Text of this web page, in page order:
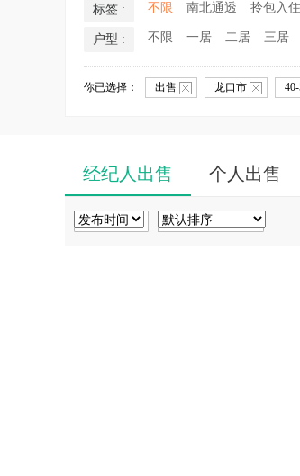
标签 : 不限 南北通透 拎包入住
户型 : 不限 一居 二居 三居
你已选择： 出售 龙口市
经纪人出售 个人出售